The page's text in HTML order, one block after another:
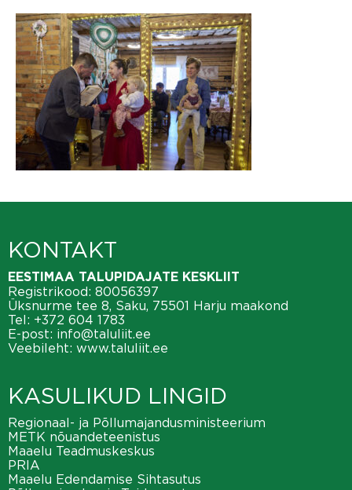
KONTAKT
EESTIMAA TALUPIDAJATE KESKLIIT
Registrikood: 80056397
Üksnurme tee 8, Saku, 75501 Harju maakond
Tel: +372 604 1783
E-post: info@taluliit.ee
Veebileht: www.taluliit.ee
KASULIKUD LINGID
Regionaal- ja Põllumajandusministeerium
METK nõuandeteenistus
Maaelu Teadmuskeskus
PRIA
Maaelu Edendamise Sihtasutus